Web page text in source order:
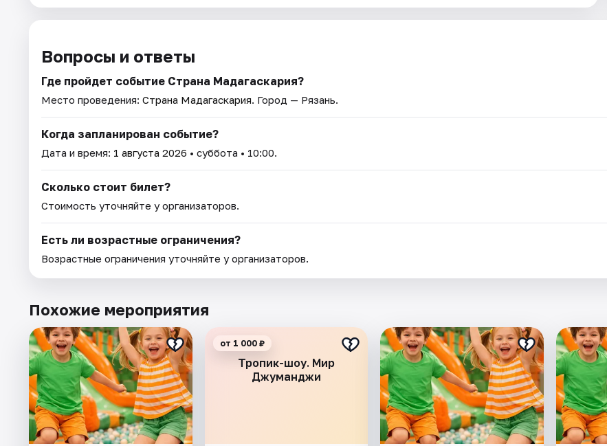
Вопросы и ответы
Где пройдет событие Страна Мадагаскария?
Место проведения: Страна Мадагаскария. Город — Рязань.
Когда запланирован событие?
Дата и время: 1 августа 2026 • суббота • 10:00.
Сколько стоит билет?
Стоимость уточняйте у организаторов.
Есть ли возрастные ограничения?
Возрастные ограничения уточняйте у организаторов.
Похожие мероприятия
Тропик-шоу. Мир
Джуманджи
от 1 000 ₽